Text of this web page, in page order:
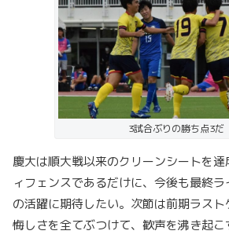
3試合ぶりの勝ち点3だ
慶大は順大戦以来のクリーンシートを
ィフェンスであるだけに、今後も最終
の活躍に期待したい。次節は前期ラス
悔しさを全てぶつけて、歓声を沸き起こ